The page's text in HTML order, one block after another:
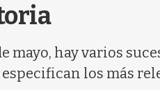
mayo, hay varios
los más